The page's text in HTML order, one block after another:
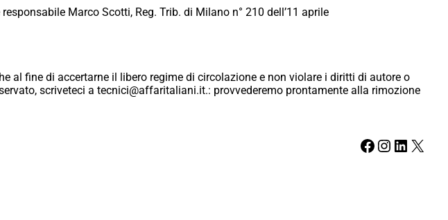
Marco Scotti, Reg. Trib. di Milano n° 210 dell’11 aprile
al fine di accertarne il libero regime di circolazione e non violare i diritti di autore o
scriveteci a tecnici@affaritaliani.it.: provvederemo prontamente alla rimozione
Facebook Instagram LinkedIn X